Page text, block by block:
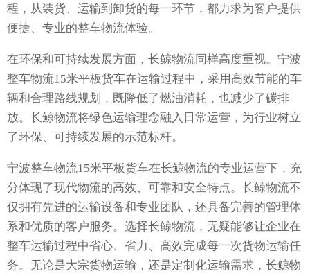
程，从装货、运输到卸货的每一环节，都力求为客户提供
便捷、专业的整车物流体验。
在环保和可持续发展方面，长鲸物流同样高度重视。宁波
整车物流15米平板货车在运输过程中，采用高效节能的车
辆和合理路线规划，既降低了燃油消耗，也减少了碳排
放。长鲸物流将绿色运输理念融入日常运营，为行业树立
了环保、可持续发展的示范标杆。
宁波整车物流15米平板货车在长鲸物流的专业运营下，充
分体现了现代物流的高效、可靠和安全特点。长鲸物流不
仅拥有先进的运输设备和专业团队，还具备完善的管理体
系和优质的客户服务。选择长鲸物流，无疑能够让企业在
整车运输过程中省心、省力、高效完成每一次货物运输任
务。无论是大宗货物运输，还是定制化运输需求，长鲸物